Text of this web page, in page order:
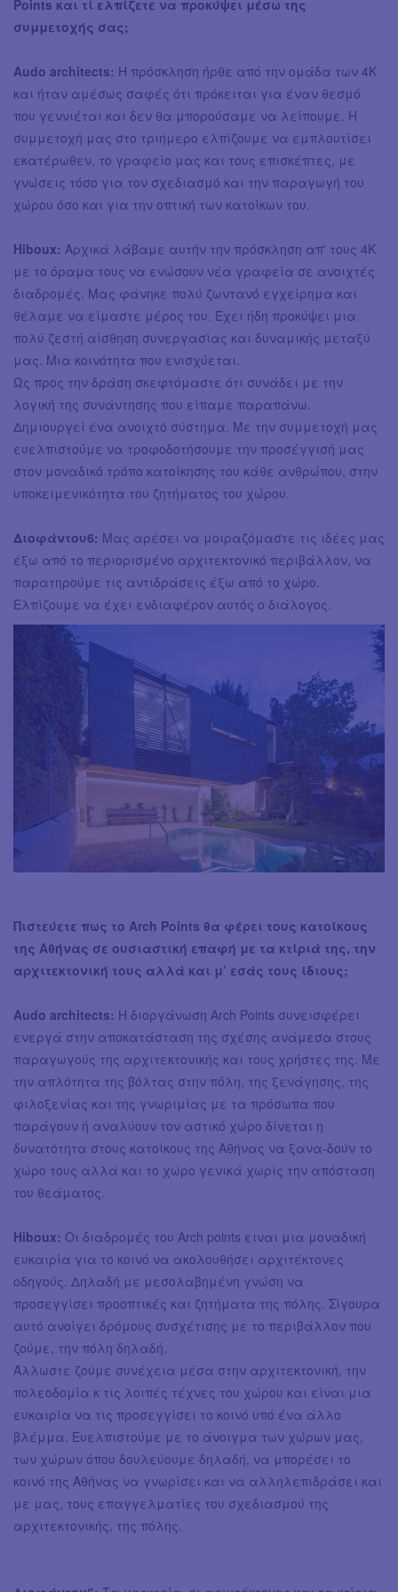
Points και τί ελπίζετε να προκύψει μέσω της
συμμετοχής σας;
Audo architects: Η πρόσκληση ήρθε από την ομάδα των 4Κ
και ήταν αμέσως σαφές ότι πρόκειται για έναν θεσμό
που γεννιέται και δεν θα μπορούσαμε να λείπουμε. Η
συμμετοχή μας στο τριήμερο ελπίζουμε να εμπλουτίσει
εκατέρωθεν, το γραφείο μας και τους επισκέπτες, με
γνώσεις τόσο για τον σχεδιασμό και την παραγωγή του
χώρου όσο και για την οπτική των κατοίκων του.
Hiboux: Αρχικά λάβαμε αυτήν την πρόσκληση απ' τους 4Κ
με το όραμα τους να ενώσουν νέα γραφεία σε ανοιχτές
διαδρομές. Μας φάνηκε πολύ ζωντανό εγχείρημα και
θέλαμε να είμαστε μέρος του. Έχει ήδη προκύψει μια
πολύ ζεστή αίσθηση συνεργασίας και δυναμικής μεταξύ
μας. Μια κοινότητα που ενισχύεται.
Ως προς την δράση σκεφτόμαστε ότι συνάδει με την
λογική της συνάντησης που είπαμε παραπάνω.
Δημιουργεί ένα ανοιχτό σύστημα. Με την συμμετοχή μας
ευελπιστούμε να τροφοδοτήσουμε την προσέγγισή μας
στον μοναδικό τρόπο κατοίκησης του κάθε ανθρώπου, στην
υποκειμενικότητα του ζητήματος του χώρου.
Διοφάντου6: Μας αρέσει να μοιραζόμαστε τις ιδέες μας
έξω από το περιορισμένο αρχιτεκτονικό περιβάλλον, να
παρατηρούμε τις αντιδράσεις έξω από το χώρο.
Ελπίζουμε να έχει ενδιαφέρον αυτός ο διάλογος.
Πιστεύετε πως το Arch Points θα φέρει τους κατοίκους
της Αθήνας σε ουσιαστική επαφή με τα κτίριά της, την
αρχιτεκτονική τους αλλά και μ’ εσάς τους ίδιους;
Audo architects: Η διοργάνωση Arch Points συνεισφέρει
ενεργά στην αποκατάσταση της σχέσης ανάμεσα στους
παραγωγούς της αρχιτεκτονικής και τους χρήστες της. Με
την απλότητα της βόλτας στην πόλη, της ξενάγησης, της
φιλοξενίας και της γνωριμίας με τα πρόσωπα που
παράγουν ή αναλύουν τον αστικό χώρο δίνεται η
δυνατότητα στους κατοίκους της Αθήνας να ξανα-δούν το
χώρο τους αλλά και το χώρο γενικά χωρίς την απόσταση
του θεάματος.
Hiboux: Οι διαδρομές του Arch points ειναι μια μοναδική
ευκαιρία για το κοινό να ακολουθήσει αρχιτέκτονες
οδηγούς. Δηλαδή με μεσολαβημένη γνώση να
προσεγγίσει προοπτικές και ζητήματα της πόλης. Σίγουρα
αυτό ανοίγει δρόμους συσχέτισης με το περιβάλλον που
ζούμε, την πόλη δηλαδή.
Άλλωστε ζούμε συνέχεια μέσα στην αρχιτεκτονική, την
πολεοδομία κ τις λοιπές τέχνες του χώρου και είναι μια
ευκαιρία να τις προσεγγίσει το κοινό υπό ένα άλλο
βλέμμα. Ευελπιστούμε με το άνοιγμα των χώρων μας,
των χώρων όπου δουλεύουμε δηλαδή, να μπορέσει το
κοινό της Αθήνας να γνωρίσει και να αλληλεπιδράσει και
με μας, τους επαγγελματίες του σχεδιασμού της
αρχιτεκτονικής, της πόλης.